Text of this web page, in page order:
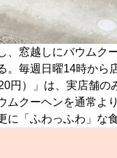
、窓越しにバウムク
。毎週日曜14時から
円）」は、実店舗の
ムクーヘンを通常よ
に「ふわっふわ」な